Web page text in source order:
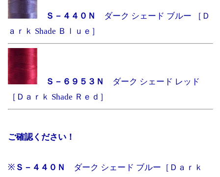
Ｓ－４４０Ｎ
ダーク シェード ブルー ［Ｄ
ａｒｋ Shade Ｂｌｕｅ］
Ｓ－６９５３Ｎ
ダーク シェード レッド
［Ｄａｒｋ Shade Ｒｅｄ］
ご確認ください！
※ Ｓ－４４０Ｎ
ダーク シェード ブルー［Ｄａｒｋ